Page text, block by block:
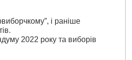
і раніше
2022 року та виборів